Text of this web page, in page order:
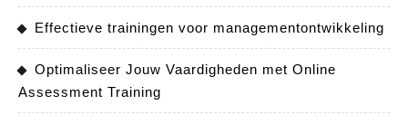
Effectieve trainingen voor managementontwikkeling
Optimaliseer Jouw Vaardigheden met Online
Assessment Training